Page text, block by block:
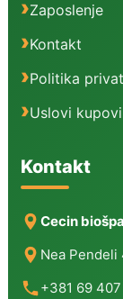
Zaposlenje
Kontakt
Politika
Uslovi
Kontakt
Cecin
Nea Pendeli
+381 69